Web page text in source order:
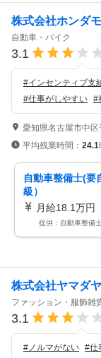
株式会社ホンダ
自動車・バイク
3.1
#インセンティブ支
#仕事がしやすい #
愛知県名古屋市中
平均残業時間： 24.1
自動車整備士(要
級）
月給18.1万円
提供：自動車整備
株式会社ヤマダヤ
ファッション・服飾雑
3.1
#ノルマがない #仕